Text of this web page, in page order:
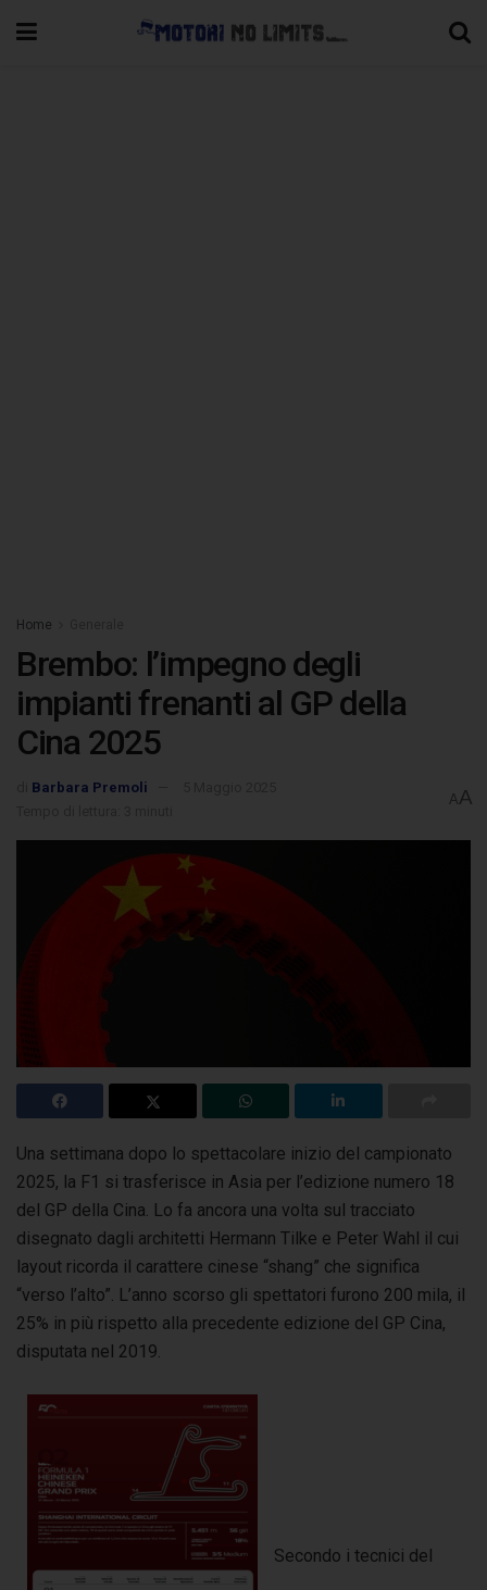
Home
Brembo: l’impegno degli
impianti frenanti al GP della
Cina 2025
Barbara Premoli
AA
Una settimana dopo lo spettacolare inizio del campionato
2025, la F1 si trasferisce in Asia per l’edizione numero 18
del GP della Cina. Lo fa ancora una volta sul tracciato
disegnato dagli architetti Hermann Tilke e Peter Wahl il cui
layout ricorda il carattere cinese “shang” che significa
“verso l’alto”. L’anno scorso gli spettatori furono 200 mila, il
25% in più rispetto alla precedente edizione del GP Cina,
disputata nel 2019.
Secondo i tecnici del